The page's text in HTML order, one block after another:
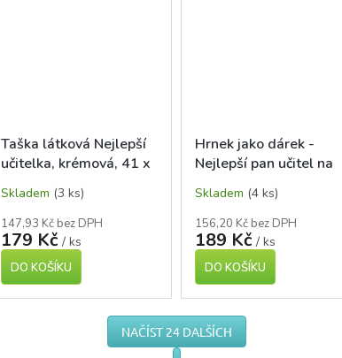
Taška látková Nejlepší
učitelka, krémová, 41 x
Skladem (3 ks)
147,93 Kč bez DPH
179 Kč / ks
DO KOŠÍKU
Hrnek jako dárek -
Nejlepší pan učitel na
Skladem (4 ks)
156,20 Kč bez DPH
189 Kč / ks
DO KOŠÍKU
NAČÍST 24 DALŠÍCH
S